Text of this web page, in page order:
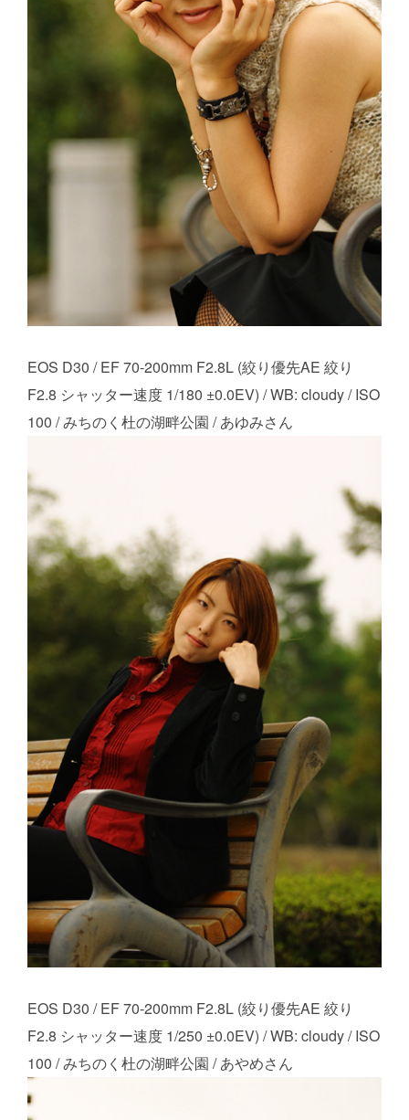
EOS D30 / EF 70-200mm F2.8L (絞り優先AE 絞り
F2.8 シャッター速度 1/180 ±0.0EV) / WB: cloudy / ISO
100 / みちのく杜の湖畔公園 / あゆみさん
EOS D30 / EF 70-200mm F2.8L (絞り優先AE 絞り
F2.8 シャッター速度 1/250 ±0.0EV) / WB: cloudy / ISO
100 / みちのく杜の湖畔公園 / あやめさん